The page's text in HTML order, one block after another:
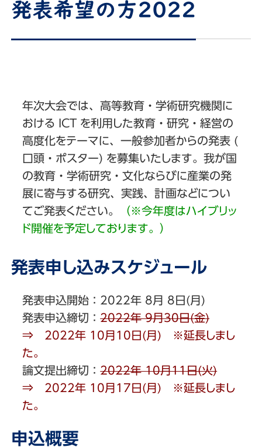
発表希望の方2022
年次大会では、高等教育・学術研究機関に
おける ICT を利用した教育・研究・経営の
高度化をテーマに、一般参加者からの発表 (
口頭・ポスター) を募集いたします。我が国
の教育・学術研究・文化ならびに産業の発
展に寄与する研究、実践、計画などについ
てご発表ください。
（※今年度はハイブリッ
ド開催を予定しております。）
発表申し込みスケジュール
発表申込開始：2022年 8⽉ 8⽇(⽉)
発表申込締切：2022年 9⽉30⽇(金)
⇒ 2022年 10⽉10⽇(月) ※延長しまし
た。
論文提出締切：2022年 10⽉11⽇(火)
⇒ 2022年 10⽉17⽇(月) ※延長しまし
た。
申込概要